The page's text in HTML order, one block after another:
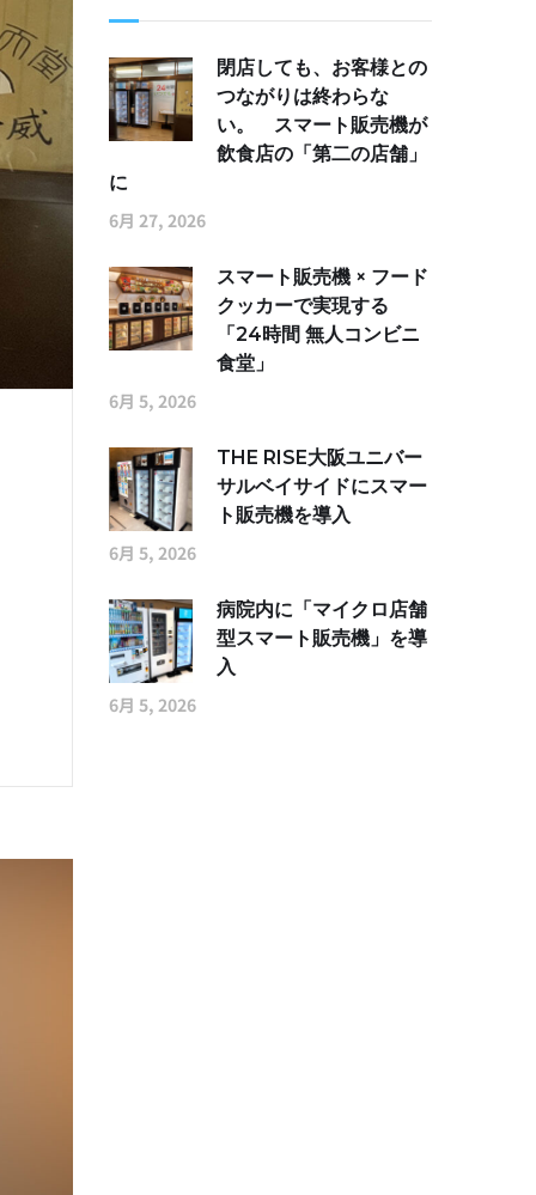
閉店しても、お客様との
つながりは終わらな
い。 スマート販売機が
飲食店の「第二の店舗」
に
6月 27, 2026
スマート販売機 × フード
クッカーで実現する
「24時間 無人コンビニ
食堂」
6月 5, 2026
THE RISE大阪ユニバー
サルベイサイドにスマー
ト販売機を導入
6月 5, 2026
病院内に「マイクロ店舗
型スマート販売機」を導
入
6月 5, 2026